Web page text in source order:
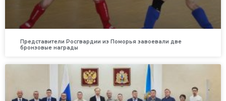
Представители Росгвардии из Поморья завоевали две
бронзовые награды